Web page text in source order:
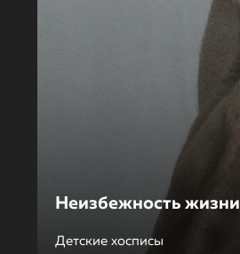
Неизбежность жизни
Детские хосписы